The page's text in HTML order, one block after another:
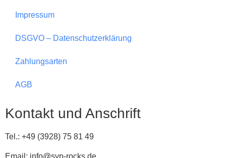
Impressum
DSGVO – Datenschutzerklärung
Zahlungsarten
AGB
Kontakt und Anschrift
Tel.: +49 (3928) 75 81 49
Email: info@svp-rocks.de